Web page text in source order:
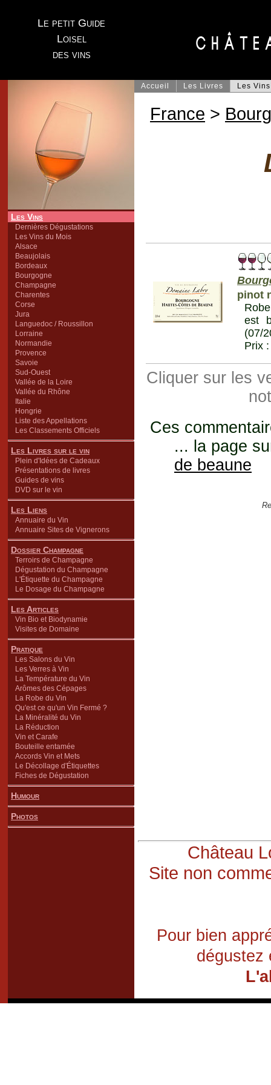
Le petit Guide
Loisel
des vins
Les Vins
Dernières Dégustations
Les Vins du Mois
Alsace
Beaujolais
Bordeaux
Bourgogne
Champagne
Charentes
Corse
Jura
Languedoc / Roussillon
Lorraine
Normandie
Provence
Savoie
Sud-Ouest
Vallée de la Loire
Vallée du Rhône
Italie
Hongrie
Liste des Appellations
Les Classements Officiels
Les Livres sur le vin
Plein d'Idées de Cadeaux
Présentations de livres
Guides de vins
DVD sur le vin
Les Liens
Annuaire du Vin
Annuaire Sites de Vignerons
Dossier Champagne
Terroirs de Champagne
Dégustation du Champagne
L'Étiquette du Champagne
Le Dosage du Champagne
Les Articles
Vin Bio et Biodynamie
Visites de Domaine
Pratique
Les Salons du Vin
Les Verres à Vin
La Température du Vin
Arômes des Cépages
La Robe du Vin
Qu'est ce qu'un Vin Fermé ?
La Minéralité du Vin
La Réduction
Vin et Carafe
Bouteille entamée
Accords Vin et Mets
Le Décollage d'Étiquettes
Fiches de Dégustation
Humour
Photos
Accueil Les Livres Les Vins
France >
pinot
est
(07/
Prix
Cliquer sur les
Ces
... la page
de beaune
Château
Site non
Pour bien
dégustez